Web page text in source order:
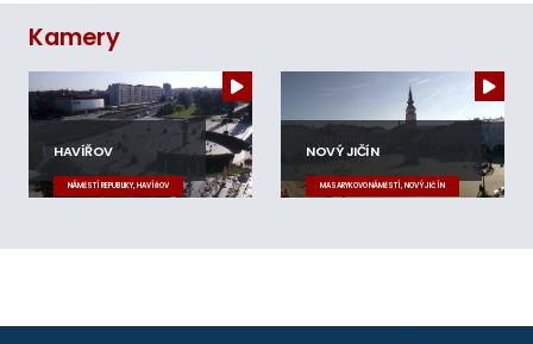
Kamery
HAVÍŘOV
NÁMĚSTÍ REPUBLIKY, HAVÍŘOV
NOVÝ JIČÍN
MASARYKOVO NÁMĚSTÍ, NOVÝ JIČÍN